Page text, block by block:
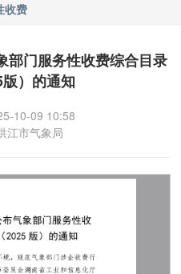
收费
部门服务性收费综合目录
）的通知
10-09 10:58
江市气象局